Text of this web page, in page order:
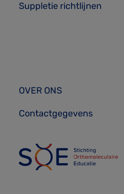
Suppletie richtlijnen
OVER ONS
Contactgegevens